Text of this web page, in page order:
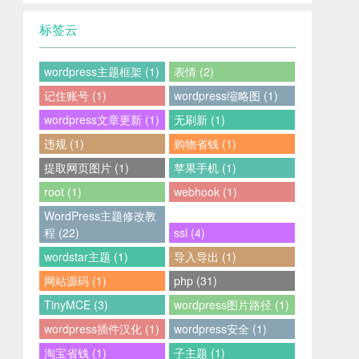
标签云
wordpress主题框架 (1)
表情 (2)
记住账号 (1)
wordpress缩略图 (1)
wordpress文章更新 (1)
无刷新 (1)
违规 (1)
购物省钱 (1)
提取网页图片 (1)
苹果手机 (1)
root (1)
webhook (1)
WordPress主题修改教
程 (22)
ssl (4)
wordstar主题 (1)
导入导出 (1)
网站源码 (1)
php (31)
TinyMCE (3)
wordpress图片路径 (1)
wordpress插件汉化 (1)
wordpress安全 (1)
淘宝省钱 (1)
子主题 (1)